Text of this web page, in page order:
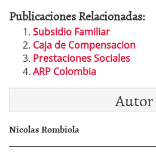
Publicaciones Relacionadas:
Subsidio Familiar
Caja de Compensacion
Prestaciones Sociales
ARP Colombia
Autor
Nicolas Rombiola